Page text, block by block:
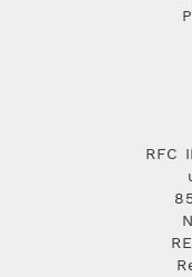
RFC